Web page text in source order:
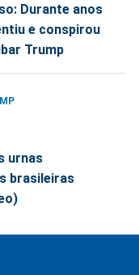
Durante anos
e conspirou
Trump
urnas
brasileiras